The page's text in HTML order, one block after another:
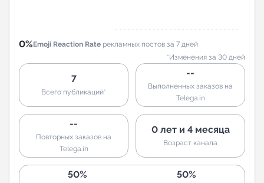
0%Emoji Reaction Rate рекламных постов за 7 дней
*Изменения за 30 дней
7
Всего публикаций*
--
Выполненных заказов на
Telega.in
--
Повторных заказов на
Telega.in
0 лет и 4 месяца
Возраст канала
50% 50%